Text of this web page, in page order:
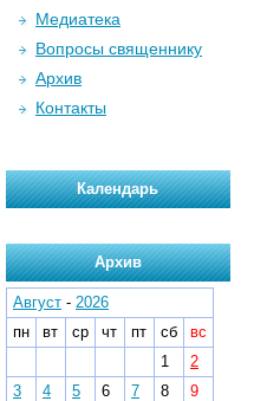
Медиатека
Вопросы священнику
Архив
Контакты
Календарь
Архив
Август - 2026
пн
вт ср чт пт сб
вс
1
2
3
4 5 6 7 8
9